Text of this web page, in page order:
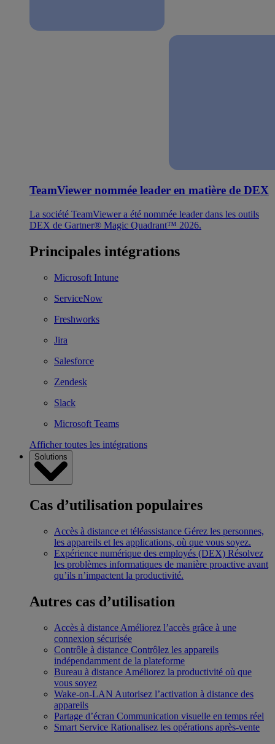
TeamViewer nommée leader en matière de DEX
La société TeamViewer a été nommée leader dans les outils
DEX de Gartner® Magic Quadrant™ 2026.
Principales intégrations
Microsoft Intune
ServiceNow
Freshworks
Jira
Salesforce
Zendesk
Slack
Microsoft Teams
Afficher toutes les intégrations
Solutions
Cas d’utilisation populaires
Accès à distance et téléassistance Gérez les personnes,
les appareils et les applications, où que vous soyez.
Expérience numérique des employés (DEX) Résolvez
les problèmes informatiques de manière proactive avant
qu’ils n’impactent la productivité.
Autres cas d’utilisation
Accès à distance Améliorez l’accès grâce à une
connexion sécurisée
Contrôle à distance Contrôlez les appareils
indépendamment de la plateforme
Bureau à distance Améliorez la productivité où que
vous soyez
Wake-on-LAN Autorisez l’activation à distance des
appareils
Partage d’écran Communication visuelle en temps réel
Smart Service Rationalisez les opérations après-vente